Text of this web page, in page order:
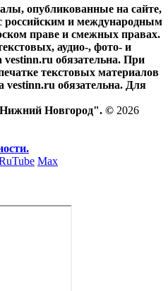
опубликованные на сайте,
российским и международным
праве и смежных правах.
аудио-, фото- и
обязательна. При
текстовых материалов
vestinn.ru обязательна. Для
Новгород". © 2026
Max